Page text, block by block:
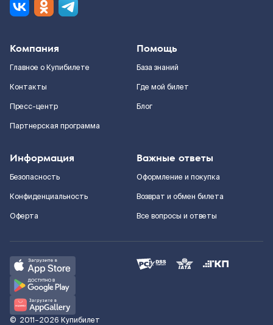
Компания
Главное о Купибилете
Контакты
Пресс-центр
Партнерская программа
Помощь
База знаний
Где мой билет
Блог
Информация
Безопасность
Конфиденциальность
Оферта
Важные ответы
Оформление и покупка
Возврат и обмен билета
Все вопросы и ответы
© 2011–2026 Купибилет